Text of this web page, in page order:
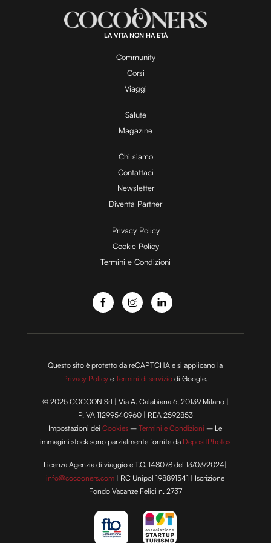
a
y
V
i
d
e
o
:
1
0
0
.
0
LA VITA NON HA ETÀ
Community
Corsi
Viaggi
Salute
Magazine
Chi siamo
Contattaci
Newsletter
Diventa Partner
Privacy Policy
Cookie Policy
Termini e Condizioni
Questo sito è protetto da reCAPTCHA e si applicano la
Privacy Policy eTermini di servizio di Google.
© 2025 COCOON Srl | Via A. Calabiana 6, 20139 Milano |
P.IVA 11299540960 | REA 2592853
Impostazioni deiCookies –Termini e Condizioni – Le
immagini stock sono parzialmente fornite da DepositPhotos
Licenza Agenzia di viaggio e T.O. 148078 del 13/03/2024|
info@cocooners.com | RC Unipol 198891541 | Iscrizione
Fondo Vacanze Felici n. 2737